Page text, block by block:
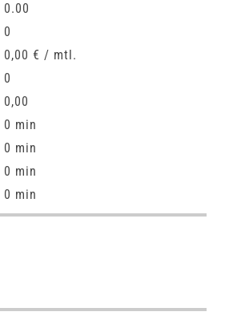
0.00
0
0,00 € / mtl.
0
0,00
0 min
0 min
0 min
0 min